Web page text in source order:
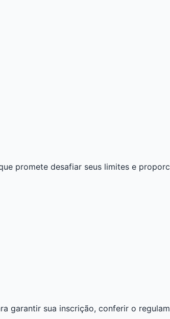
promete desafiar seus limites e
garantir sua inscrição, conferir o